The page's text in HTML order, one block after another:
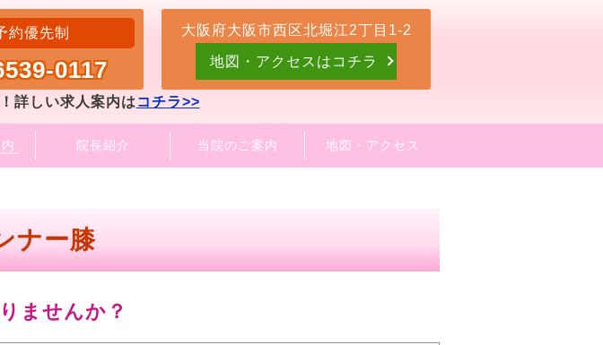
約優先制
0117
大阪府大阪市西区北堀江2丁目1-2
地図・アクセスはコチラ
詳しい求人案内は コチラ>>
院長紹介 当院のご案内 地図・アクセス
ナー膝
ませんか？